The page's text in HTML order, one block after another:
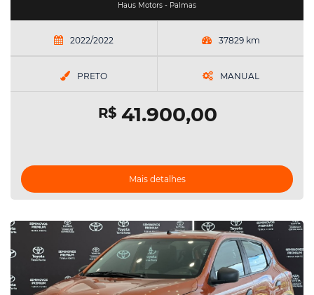
Haus Motors - Palmas
2022/2022 37829 km
PRETO MANUAL
R$41.900,00
Mais detalhes